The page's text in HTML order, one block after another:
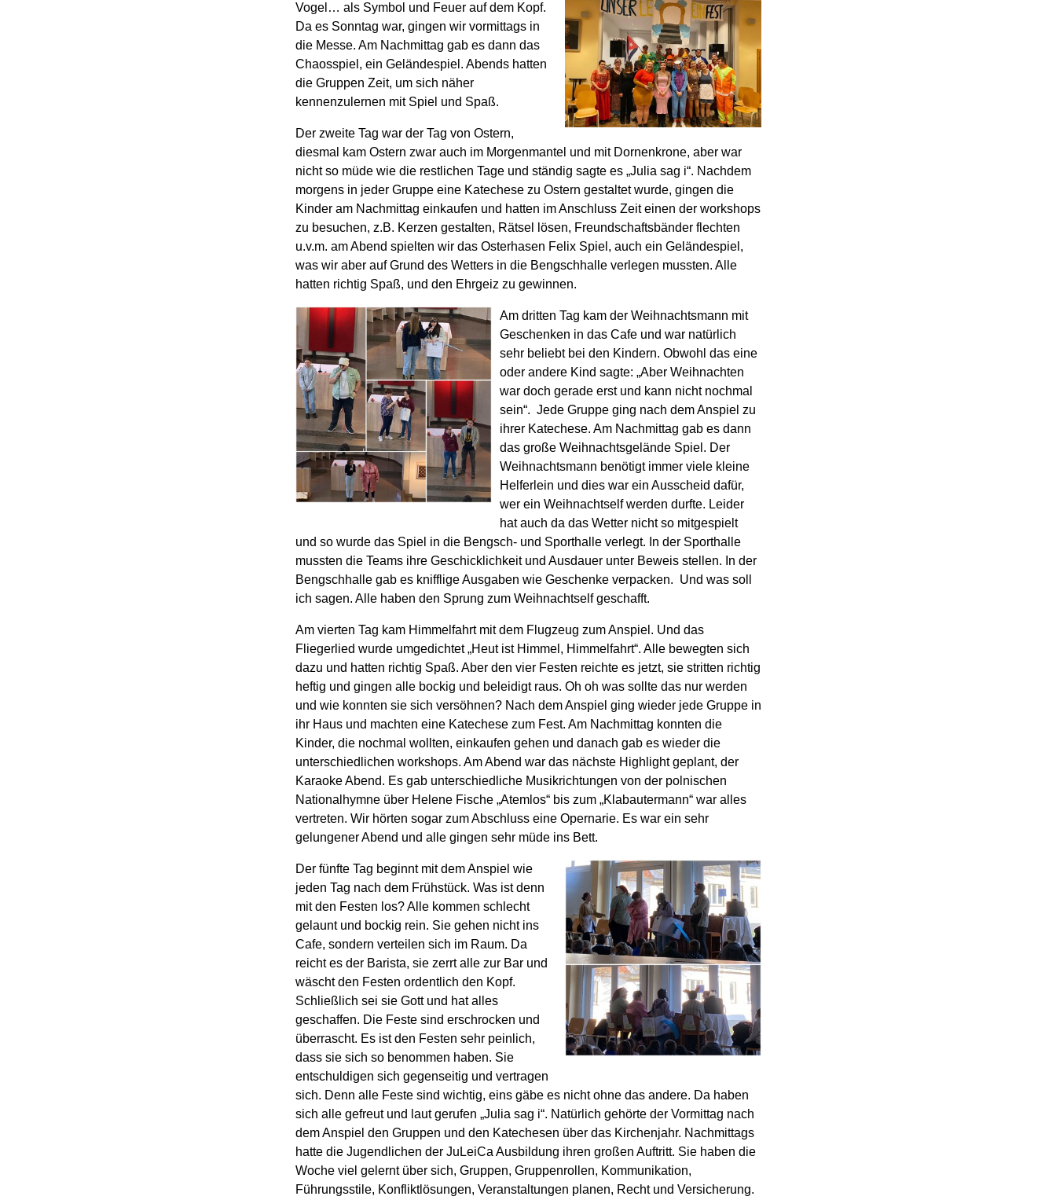
Vogel… als Symbol und Feuer auf dem Kopf.
Da es Sonntag war, gingen wir vormittags in
die Messe. Am Nachmittag gab es dann das
Chaosspiel, ein Geländespiel. Abends hatten
die Gruppen Zeit, um sich näher
kennenzulernen mit Spiel und Spaß.
Der zweite Tag war der Tag von Ostern,
diesmal kam Ostern zwar auch im Morgenmantel und mit Dornenkrone, aber war
nicht so müde wie die restlichen Tage und ständig sagte es „Julia sag i“. Nachdem
morgens in jeder Gruppe eine Katechese zu Ostern gestaltet wurde, gingen die
Kinder am Nachmittag einkaufen und hatten im Anschluss Zeit einen der workshops
zu besuchen, z.B. Kerzen gestalten, Rätsel lösen, Freundschaftsbänder flechten
u.v.m. am Abend spielten wir das Osterhasen Felix Spiel, auch ein Geländespiel,
was wir aber auf Grund des Wetters in die Bengschhalleverlegen mussten. Alle
hatten richtig Spaß, und den Ehrgeiz zu gewinnen.
Am dritten Tag kam der Weihnachtsmann mit
Geschenken in das Cafeund war natürlich
sehr beliebt bei den Kindern. Obwohl das eine
oder andere Kind sagte: „Aber Weihnachten
war doch gerade erst und kann nicht nochmal
sein“. Jede Gruppe ging nach dem Anspiel zu
ihrer Katechese. Am Nachmittag gab es dann
das große Weihnachtsgelände Spiel. Der
Weihnachtsmann benötigt immer viele kleine
Helferlein und dies war ein Ausscheid dafür,
wer ein Weihnachtself werden durfte. Leider
hat auch da das Wetter nicht so mitgespielt
und so wurde das Spiel in die Bengsch- und Sporthalle verlegt. In der Sporthalle
mussten die Teams ihre Geschicklichkeit und Ausdauer unter Beweis stellen. In der
Bengschhallegab es knifflige Ausgaben wie Geschenke verpacken. Und was soll
ich sagen. Alle haben den Sprung zum Weihnachtself geschafft.
Am vierten Tag kam Himmelfahrt mit dem Flugzeug zum Anspiel. Und das
Fliegerlied wurde umgedichtet „Heut ist Himmel, Himmelfahrt“. Alle bewegten sich
dazu und hatten richtig Spaß. Aber den vier Festen reichte es jetzt, sie stritten richtig
heftig und gingen alle bockig und beleidigt raus. Oh oh was sollte das nur werden
und wie konnten sie sich versöhnen?Nach dem Anspiel ging wieder jede Gruppe in
ihr Haus und machten eine Katechese zum Fest. Am Nachmittag konnten die
Kinder, die nochmal wollten, einkaufen gehen und danach gab es wieder die
unterschiedlichen workshops. Am Abend war das nächste Highlight geplant, der
Karaoke Abend. Es gab unterschiedliche Musikrichtungen von der polnischen
Nationalhymne über Helene Fische „Atemlos“ bis zum „Klabautermann“war alles
vertreten. Wir hörten sogar zum Abschluss eine Opernarie. Es war ein sehr
gelungener Abend und alle gingen sehr müde ins Bett.
Der fünfte Tag beginnt mit dem Anspiel wie
jeden Tag nach dem Frühstück. Was ist denn
mit den Festen os?Alle kommen schlecht
gelaunt und bockig rein. Sie gehen nicht ins
Cafe, sondern verteilen sich im Raum. Da
reicht es der Barista, sie zerrtallezur Bar und
wäscht den Festen ordentlich den Kopf.
Schließlich sei sie Gott und hat alles
geschaffen. Die Feste sind erschrocken und
überrascht. Es ist den Festen sehr peinlich,
dass sie sich so benommen haben. Sie
entschuldigen sich gegenseitig und vertragen
sich. Denn alle Feste sind wichtig, eins gäbe es nicht ohne das andere. Da haben
sich alle gefreut und laut gerufen „Julia sag i“. Natürlich gehörte der Vormittag nach
dem Anspiel den Gruppen und den Katechesen über das Kirchenjahr. Nachmittags
hatte die Jugendlichen der JuLeiCa Ausbildung ihren großen Auftritt. Sie haben die
Woche viel gelernt über sich, Gruppen, Gruppenrollen, Kommunikation,
Führungsstile, Konfliktlösungen, Veranstaltungen planen, Recht und Versicherung.